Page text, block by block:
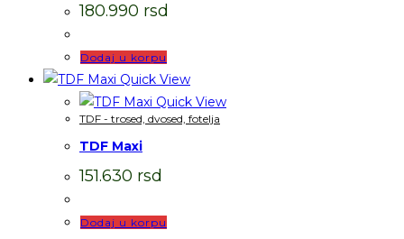
180.990 rsd
Dodaj u korpu
Quick View
Quick View
TDF - trosed, dvosed, fotelja
TDF Maxi
151.630 rsd
Dodaj u korpu